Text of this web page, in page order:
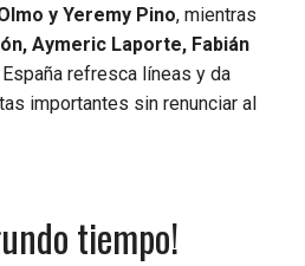
y Yeremy Pino, mientras
Aymeric Laporte, Fabián
España refresca líneas y da
importantes sin renunciar al
tiempo!